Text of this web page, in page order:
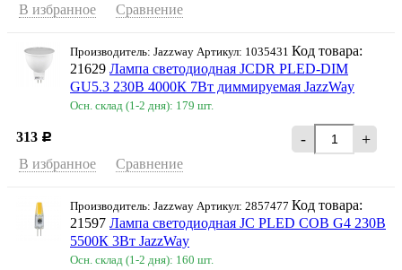
В избранное Сравнение
Производитель: Jazzway Артикул: 1035431 Код товара:
21629 Лампа светодиодная JCDR PLED-DIM
GU5.3 230В 4000К 7Вт диммируемая JazzWay
Осн. склад (1-2 дня): 179 шт.
313 Р - +
В избранное Сравнение
Производитель: Jazzway Артикул: 2857477 Код товара:
21597 Лампа светодиодная JC PLED COB G4 230В
5500К 3Вт JazzWay
Осн. склад (1-2 дня): 160 шт.